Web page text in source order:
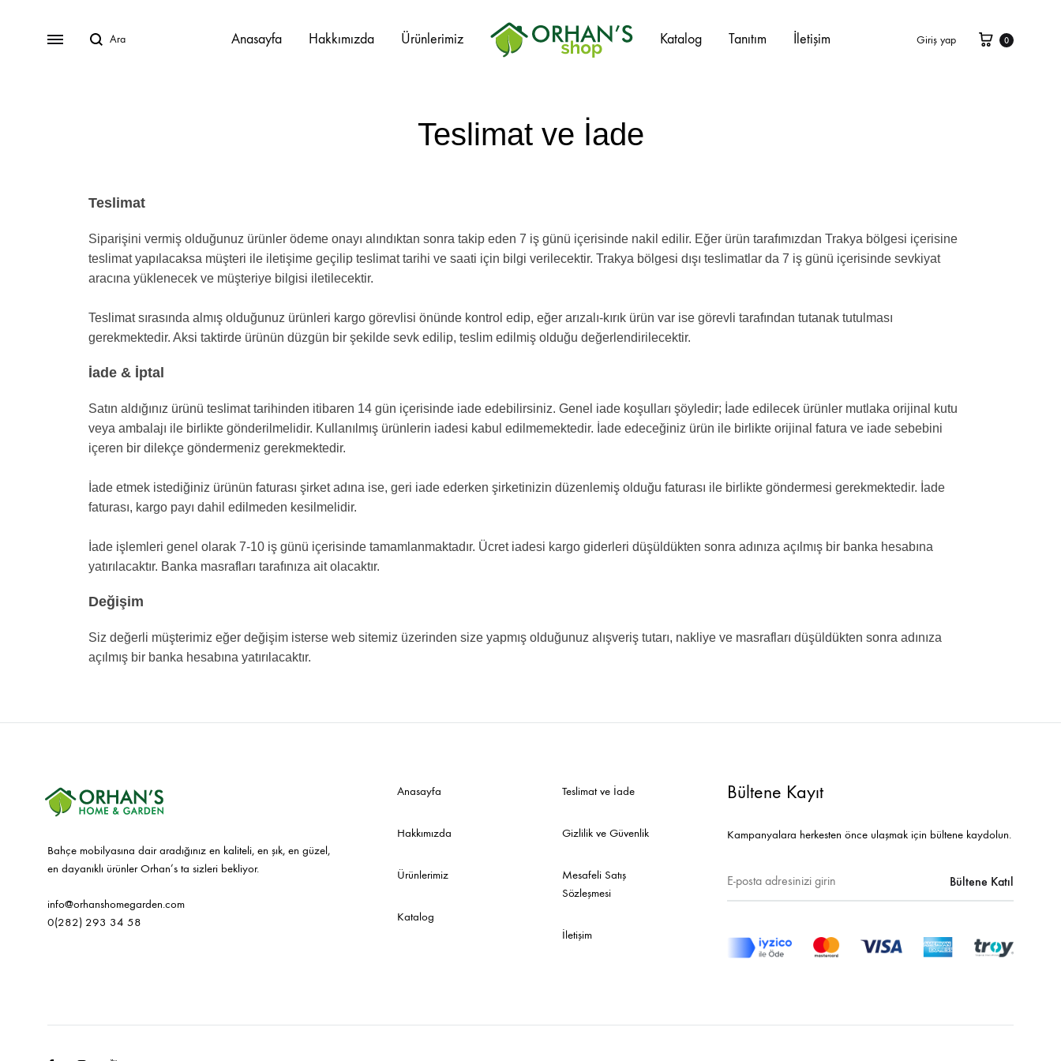
Lucca Oturma Grubu
Paloma Oturma Grubu
Tika Oturma Grubu
Anasayfa Hakkımızda
Ürünlerimiz
Katalog Tanıtım İletişim Giriş yap 0
Teslimat ve İade
Teslimat
Siparişini vermiş olduğunuz ürünler ödeme onayı alındıktan sonra takip eden 7 iş günü içerisinde nakil edilir. Eğer ürün tarafımızdan Trakya bölgesi içerisine
teslimat yapılacaksa müşteri ile iletişime geçilip teslimat tarihi ve saati için bilgi verilecektir. Trakya bölgesi dışı teslimatlar da 7 iş günü içerisinde sevkiyat
aracına yüklenecek ve müşteriye bilgisi iletilecektir.
Teslimat sırasında almış olduğunuz ürünleri kargo görevlisi önünde kontrol edip, eğer arızalı-kırık ürün var ise görevli tarafından tutanak tutulması
gerekmektedir. Aksi taktirde ürünün düzgün bir şekilde sevk edilip, teslim edilmiş olduğu değerlendirilecektir.
İade & İptal
Satın aldığınız ürünü teslimat tarihinden itibaren 14 gün içerisinde iade edebilirsiniz. Genel iade koşulları şöyledir; İade edilecek ürünler mutlaka orijinal kutu
veya ambalajı ile birlikte gönderilmelidir. Kullanılmış ürünlerin iadesi kabul edilmemektedir. İade edeceğiniz ürün ile birlikte orijinal fatura ve iade sebebini
içeren bir dilekçe göndermeniz gerekmektedir.
İade etmek istediğiniz ürünün faturası şirket adına ise, geri iade ederken şirketinizin düzenlemiş olduğu faturası ile birlikte göndermesi gerekmektedir. İade
faturası, kargo payı dahil edilmeden kesilmelidir.
İade işlemleri genel olarak 7-10 iş günü içerisinde tamamlanmaktadır. Ücret iadesi kargo giderleri düşüldükten sonra adınıza açılmış bir banka hesabına
yatırılacaktır. Banka masrafları tarafınıza ait olacaktır.
Değişim
Siz değerli müşterimiz eğer değişim isterse web sitemiz üzerinden size yapmış olduğunuz alışveriş tutarı, nakliye ve masrafları düşüldükten sonra adınıza
açılmış bir banka hesabına yatırılacaktır.
Bahçe mobilyasına dair aradığınız en kaliteli, en şık, en güzel,
en dayanıklı ürünler Orhan’s ta sizleri bekliyor.
info@orhanshomegarden.com
0(282) 293 34 58
Anasayfa
Hakkımızda
Ürünlerimiz
Katalog
Teslimat ve İade
Gizlilik ve Güvenlik
Mesafeli Satış
Sözleşmesi
İletişim
Bültene Kayıt
Kampanyalara herkesten önce ulaşmak için bültene kaydolun.